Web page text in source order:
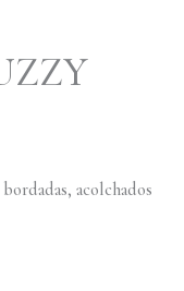
acolchados